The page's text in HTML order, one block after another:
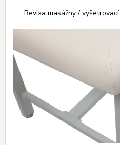
Revixa masážny /